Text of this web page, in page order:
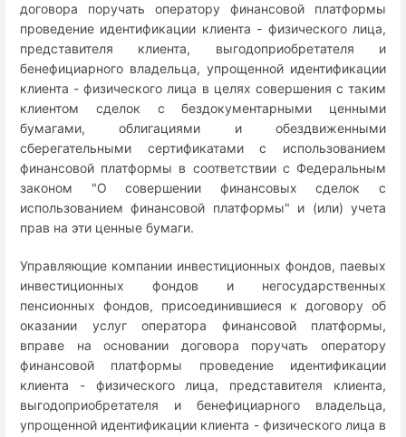
договора поручать оператору финансовой платформы
проведение идентификации клиента - физического лица,
представителя клиента, выгодоприобретателя и
бенефициарного владельца, упрощенной идентификации
клиента - физического лица в целях совершения с таким
клиентом сделок с бездокументарными ценными
бумагами, облигациями и обездвиженными
сберегательными сертификатами с использованием
финансовой платформы в соответствии с Федеральным
законом "О совершении финансовых сделок с
использованием финансовой платформы" и (или) учета
прав на эти ценные бумаги.
Управляющие компании инвестиционных фондов, паевых
инвестиционных фондов и негосударственных
пенсионных фондов, присоединившиеся к договору об
оказании услуг оператора финансовой платформы,
вправе на основании договора поручать оператору
финансовой платформы проведение идентификации
клиента - физического лица, представителя клиента,
выгодоприобретателя и бенефициарного владельца,
упрощенной идентификации клиента - физического лица в